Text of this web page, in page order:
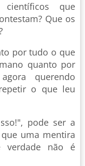
científicos que
Que os
por tudo o que
quanto por
querendo
o que leu
pode ser a
uma mentira
verdade não é